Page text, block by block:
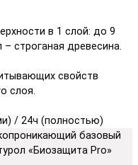
в 1 слой: до 9
строганая древесина.
свойств
слоя.
/ 24ч (полностью)
базовый
«Биозащита Pro»